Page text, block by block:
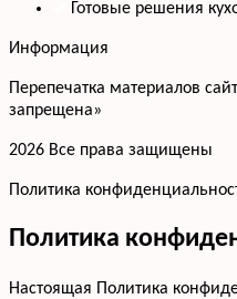
Готовые решения
Информация
Перепечатка материалов
запрещена»
2026 Все права защищены
Политика
Политика
Настоящая Политика